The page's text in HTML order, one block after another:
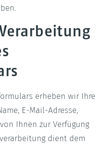
erheben wir Ihre
E-Mail-Adresse,
Ihnen zur Verfügung
dient dem